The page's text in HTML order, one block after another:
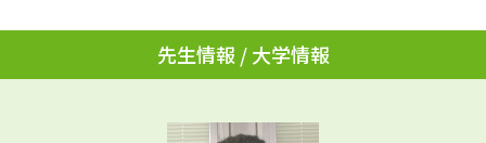
大学進学IDについて
先生情報 / 大学情報